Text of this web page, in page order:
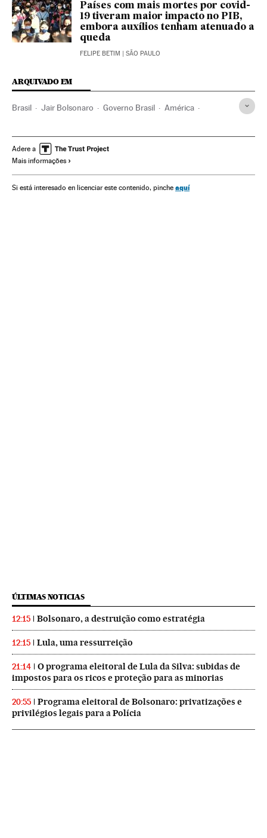
Países com mais mortes por covid-
19 tiveram maior impacto no PIB,
embora auxílios tenham atenuado a
queda
FELIPE BETIM | SÃO PAULO
ARQUIVADO EM
Brasil Jair Bolsonaro Governo Brasil América
Juan Arias Congresso Nacional
Coronavirus Covid-19
Política exterior Relações bilaterais Amazônia
Adere a
Mais informações
Si está interesado en licenciar este contenido, pinche aquí
ÚLTIMAS NOTICIAS
12:15 Bolsonaro, a destruição como estratégia
12:15 Lula, uma ressurreição
21:14
O programa eleitoral de Lula da Silva: subidas de
impostos para os ricos e proteção para as minorias
20:55
Programa eleitoral de Bolsonaro: privatizações e
privilégios legais para a Polícia